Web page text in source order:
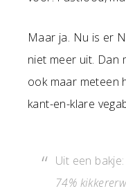
Maar ja. Nu is er
niet meer uit. Dan
ook maar meteen
kant-en-klare
Uit een bakje:
74%